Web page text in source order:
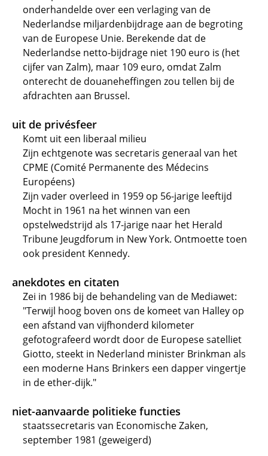
onderhandelde over een verlaging van de
Nederlandse miljardenbijdrage aan de begroting
van de Europese Unie. Berekende dat de
Nederlandse netto-bijdrage niet 190 euro is (het
cijfer van Zalm), maar 109 euro, omdat Zalm
onterecht de douaneheffingen zou tellen bij de
afdrachten aan Brussel.
uit de privésfeer
Komt uit een liberaal milieu
Zijn echtgenote was secretaris generaal van het
CPME (Comité Permanente des Médecins
Européens)
Zijn vader overleed in 1959 op 56-jarige leeftijd
Mocht in 1961 na het winnen van een
opstelwedstrijd als 17-jarige naar het Herald
Tribune Jeugdforum in New York. Ontmoette toen
ook president Kennedy.
anekdotes en citaten
Zei in 1986 bij de behandeling van de Mediawet:
"Terwijl hoog boven ons de komeet van Halley op
een afstand van vijfhonderd kilometer
gefotografeerd wordt door de Europese satelliet
Giotto, steekt in Nederland minister Brinkman als
een moderne Hans Brinkers een dapper vingertje
in de ether-dijk."
niet-aanvaarde politieke functies
staatssecretaris van Economische Zaken,
september 1981 (geweigerd)